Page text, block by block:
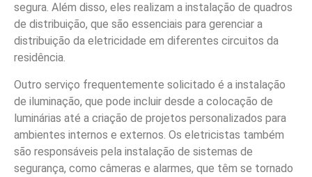
segura. Além disso, eles realizam a instalação de quadros
de distribuição, que são essenciais para gerenciar a
distribuição da eletricidade em diferentes circuitos da
residência.
Outro serviço frequentemente solicitado é a instalação
de iluminação, que pode incluir desde a colocação de
luminárias até a criação de projetos personalizados para
ambientes internos e externos. Os eletricistas também
são responsáveis pela instalação de sistemas de
segurança, como câmeras e alarmes, que têm se tornado